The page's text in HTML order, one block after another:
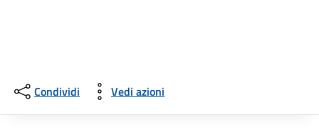
Condividi Vedi azioni